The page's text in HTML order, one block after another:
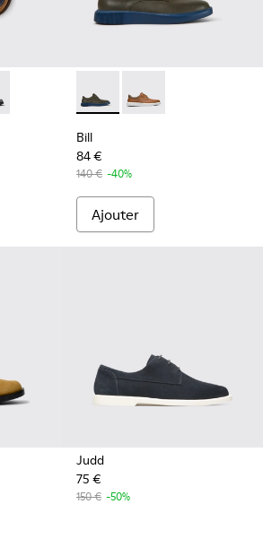
- Mocassins bateau en nubuck bleu et
005 - Mocassins bateau en cuir
- K101013-004Bill - K100655-015 -
Bill - K100655-010 -
Bill
84 €
140 € -40%
Ajouter
Chaussures en daim marron Pour
001
Judd
75 €
150 € -50%